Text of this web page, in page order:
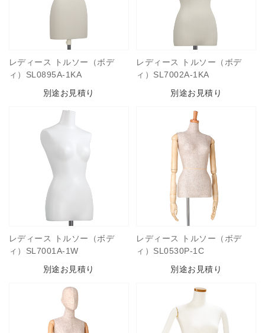
レディース トルソー（ボデ
ィ）SL0895A-1KA
別途お見積り
レディース トルソー（ボデ
ィ）SL7002A-1KA
別途お見積り
レディース トルソー（ボデ
ィ）SL7001A-1W
別途お見積り
レディース トルソー（ボデ
ィ）SL0530P-1C
別途お見積り